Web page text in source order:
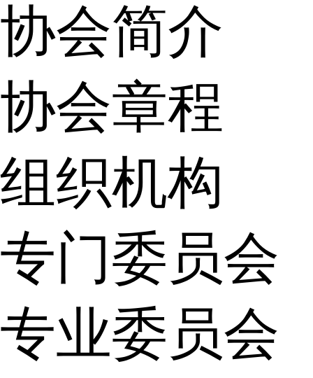
协会简介
协会章程
组织机构
专门委员会
专业委员会